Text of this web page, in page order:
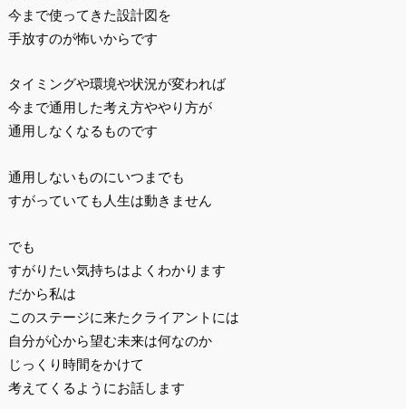
今まで使ってきた設計図を
手放すのが怖いからです
タイミングや環境や状況が変われば
今まで通用した考え方ややり方が
通用しなくなるものです
通用しないものにいつまでも
すがっていても人生は動きません
でも
すがりたい気持ちはよくわかります
だから私は
このステージに来たクライアントには
自分が心から望む未来は何なのか
じっくり時間をかけて
考えてくるようにお話します